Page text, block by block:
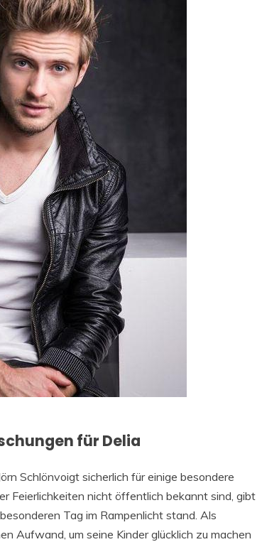
für Delia
Schlönvoigt sicherlich für einige besondere
Feierlichkeiten nicht öffentlich bekannt sind, gibt
Tag im Rampenlicht stand. Als
Aufwand, um seine Kinder glücklich zu machen